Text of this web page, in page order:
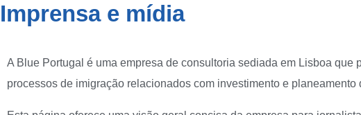
Imprensa e mídia
A Blue Portugal é uma empresa de consultoria sediada em Lisboa
processos de imigração relacionados com investimento e planeamento